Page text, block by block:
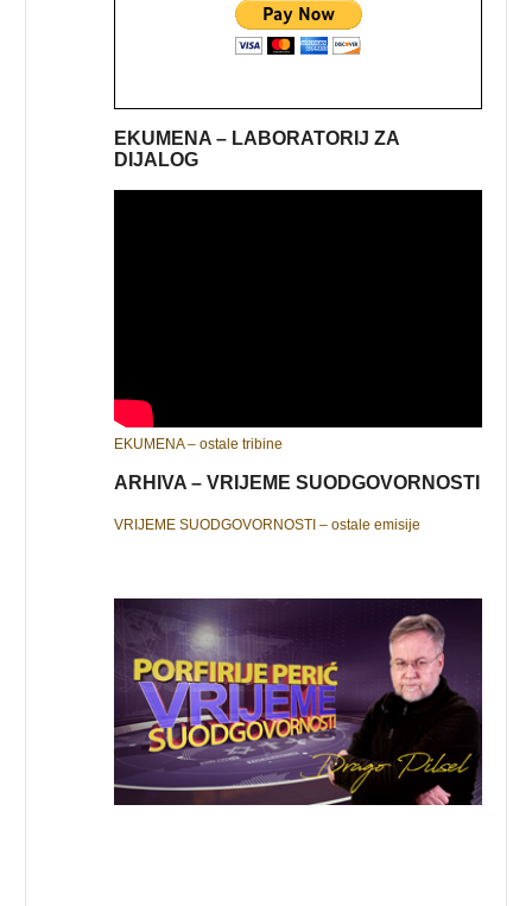
EKUMENA – LABORATORIJ ZA
DIJALOG
EKUMENA – ostale tribine
ARHIVA – VRIJEME SUODGOVORNOSTI
VRIJEME SUODGOVORNOSTI – ostale emisije